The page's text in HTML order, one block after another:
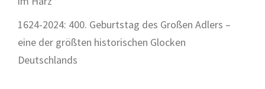
1624-2024: 400. Geburtstag des Großen Adlers –
eine der größten historischen Glocken
Deutschlands